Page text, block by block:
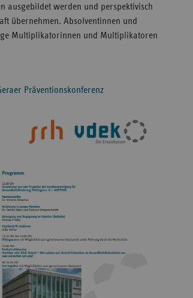
ausgebildet werden und perspektivisch
übernehmen. Absolventinnen und
Multiplikatorinnen und Multiplikatoren
Präventionskonferenz